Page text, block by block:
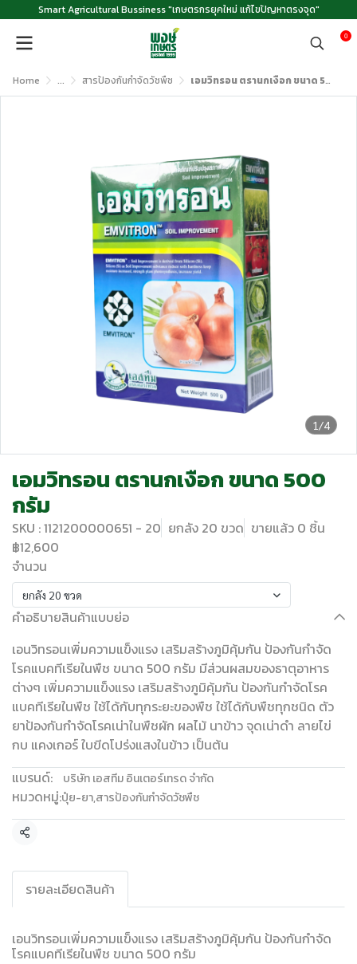
Smart Agricultural Bussiness "เกษตรกรยุคใหม่ แก้ไขปัญหาตรงจุด"
0
Home ... สารป้องกันกำจัดวัชพืช เอมวิทรอน ตรานกเงือก ขนาด 500 กรัม
1/4
เอมวิทรอน ตรานกเงือก ขนาด 500
กรัม
SKU : 1121200000651 - 20 ยกลัง 20 ขวด ขายแล้ว 0 ชิ้น
฿12,600
จำนวน
ยกลัง 20 ขวด
คำอธิบายสินค้าแบบย่อ
เอนวิทรอนเพิ่มความแข็งแรง เสริมสร้างภูมิคุ้มกัน ป้องกันกำจัด
โรคแบคทีเรียในพืช ขนาด 500 กรัม มีส่วนผสมของธาตุอาหาร
ต่างๆ เพิ่มความแข็งแรง เสริมสร้างภูมิคุ้มกัน ป้องกันกำจัดโรค
แบคทีเรียในพืช ใช้ได้กับทุกระยะของพืช ใช้ได้กับพืชทุกชนิด ตัว
ยาป้องกันกำจัดโรคเน่าในพืชผัก ผลไม้ นาข้าว จุดเน่าดำ ลายไข่
กบ แคงเกอร์ ใบขีดโปร่งแสงในข้าว เป็นต้น
แบรนด์:
บริษัท เอสทีม อินเตอร์เทรด จำกัด
หมวดหมู่:ปุ๋ย-ยา,สารป้องกันกำจัดวัชพืช
แชร์
รายละเอียดสินค้า
เอนวิทรอนเพิ่มความแข็งแรง เสริมสร้างภูมิคุ้มกัน ป้องกันกำจัด
โรคแบคทีเรียในพืช ขนาด 500 กรัม